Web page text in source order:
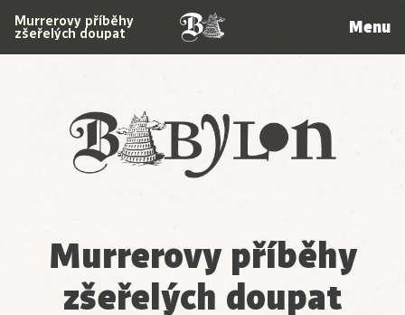
Babylon
Murrerovy příběhy
zšeřelých doupat Menu
Murrerovy příběhy
zšeřelých doupat